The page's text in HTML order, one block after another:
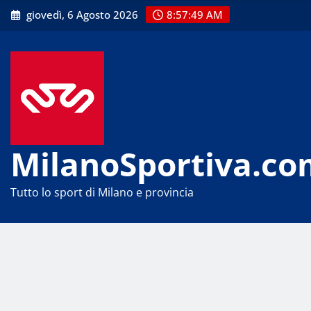
Skip
to
giovedì, 6 Agosto 2026 8:57:49 AM
Tutto lo sport di Milano e provincia